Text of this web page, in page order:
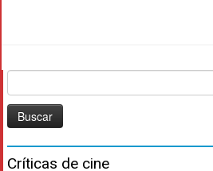
Críticas de cine